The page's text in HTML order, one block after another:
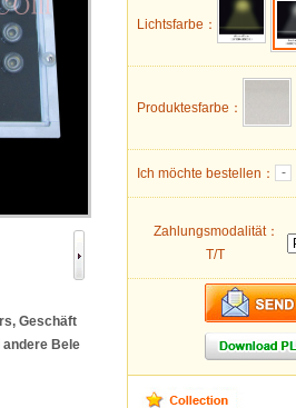
, Geschäft
andere Bele
Lichtsfarbe：
Produktesfarbe：
Ich möchte bestellen： -
Zahlungsmodalität：
T/T